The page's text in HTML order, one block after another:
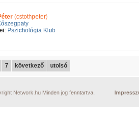
(cstothpeter)
Pszichológia Klub
7 következő utolsó
Network.hu Minden jog fenntartva.